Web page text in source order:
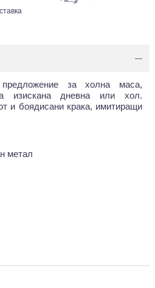
—
за холна маса,
изискана дневна или хол.
и боядисани крака, имитиращи
метал